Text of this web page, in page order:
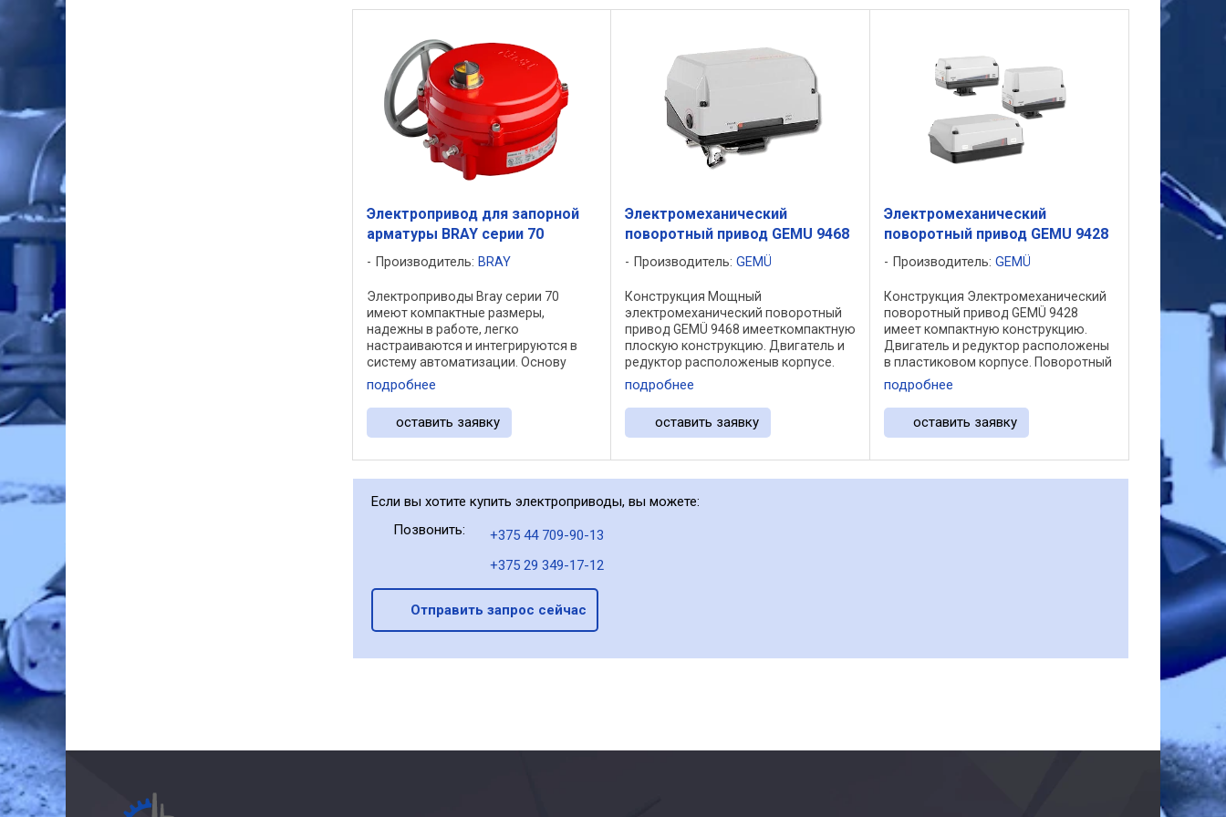
Электропривод для запорной
арматуры BRAY серии 70
Производитель: BRAY
Электроприводы Bray серии 70
имеют компактные размеры,
надежны в работе, легко
настраиваются и интегрируются в
систему автоматизации. Основу
привода составляет
высокомоментный мотор
переменного или постоянного тока.
В базовой комплектации двигатели ...
подробнее
оставить заявку
Электромеханический
поворотный привод GEMU 9468
Производитель:GEMÜ
Конструкция Мощный
электромеханический поворотный
привод GEMÜ 9468 имееткомпактную
плоскую конструкцию. Двигатель и
редуктор расположеныв корпусе.
Привод оснащен гибкими
электрическими
соединениями(соединительный
штекер). Поворотный привод
подробнее
оставить заявку
Электромеханический
поворотный привод GEMU 9428
Производитель: GEMÜ
Конструкция Электромеханический
поворотный привод GEMÜ 9428
имеет компактную конструкцию.
Двигатель и редуктор расположены
в пластиковом корпусе. Поворотный
привод рассчитан на рабочее
напряжение постоянного и
переменного тока и приводится ...
подробнее
оставить заявку
Если вы хотите купить электроприводы, вы можете:
Позвонить:
+375 44 709-90-13
+375 29 349-17-12
Отправить запрос сейчас